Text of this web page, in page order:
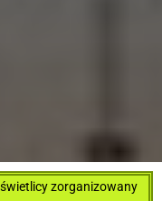
zorganizowany